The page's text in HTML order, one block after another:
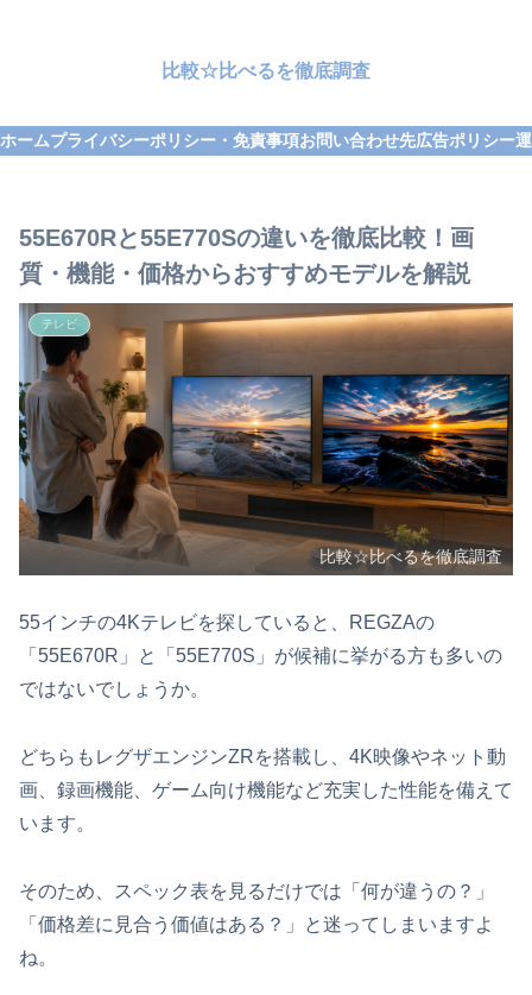
比較☆比べるを徹底調査
ホームプライバシーポリシー・免責事項お問い合わせ先広告ポリシー
55E670Rと55E770Sの違いを徹底比較！画
質・機能・価格からおすすめモデルを解説
テレビ
比較☆比べるを徹底調査
55インチの4Kテレビを探していると、REGZAの
「55E670R」と「55E770S」が候補に挙がる方も多いの
ではないでしょうか。
どちらもレグザエンジンZRを搭載し、4K映像やネット動
画、録画機能、ゲーム向け機能など充実した性能を備えて
います。
そのため、スペック表を見るだけでは「何が違うの？」
「価格差に見合う価値はある？」と迷ってしまいますよ
ね。